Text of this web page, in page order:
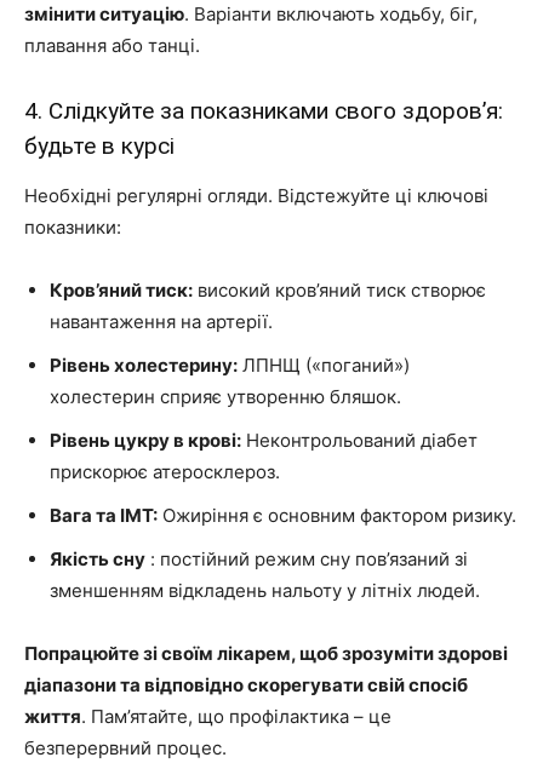
змінити ситуацію. Варіанти включають ходьбу, біг,
плавання або танці.
4. Слідкуйте за показниками свого здоров’я:
будьте в курсі
Необхідні регулярні огляди. Відстежуйте ці ключові
показники:
Кров’яний тиск: високий кров’яний тиск створює
навантаження на артерії.
Рівень холестерину: ЛПНЩ («поганий»)
холестерин сприяє утворенню бляшок.
Рівень цукру в крові: Неконтрольований діабет
прискорює атеросклероз.
Вага та ІМТ: Ожиріння є основним фактором ризику.
Якість сну : постійний режим сну пов’язаний зі
зменшенням відкладень нальоту у літніх людей.
Попрацюйте зі своїм лікарем, щоб зрозуміти здорові
діапазони та відповідно скорегувати свій спосіб
життя. Пам’ятайте, що профілактика – це
безперервний процес.